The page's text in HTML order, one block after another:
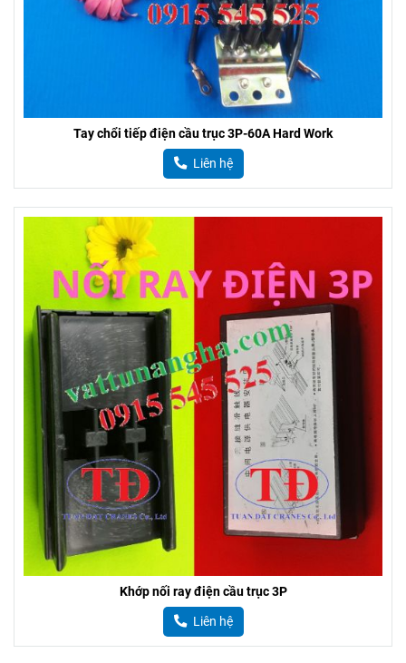
Tay chổi tiếp điện cầu trục 3P-60A Hard Work
Liên hệ
Khớp nối ray điện cầu trục 3P
Liên hệ